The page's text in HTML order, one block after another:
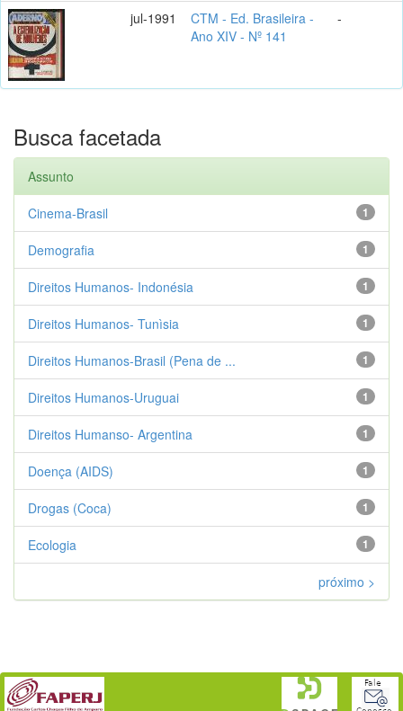
jul-1991
CTM - Ed. Brasileira -
Ano XIV - Nº 141
-
Busca facetada
Assunto
1
Cinema-Brasil
1
Demografia
1
Direitos Humanos- Indonésia
1
Direitos Humanos- Tunìsia
1
Direitos Humanos-Brasil (Pena de ...
1
Direitos Humanos-Uruguai
1
Direitos Humanso- Argentina
1
Doença (AIDS)
1
Drogas (Coca)
1
Ecologia
próximo >